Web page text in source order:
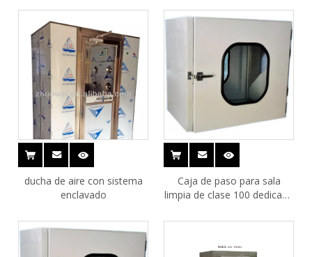
ducha de aire con sistema
enclavado
Caja de paso para sala
limpia de clase 100 dedicada